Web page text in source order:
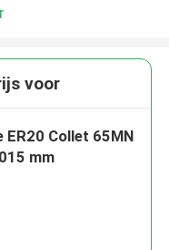
voor
ER20 Collet 65MN
mm